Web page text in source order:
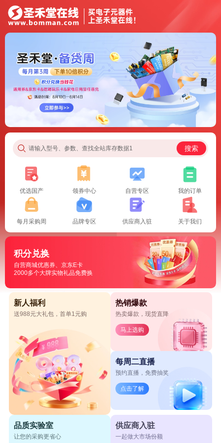
请输入型号、参数、查找全站库存数据1 搜索
优选国产 领券中心 自营专区 我的订单
每月采购周 品牌专区 供应商入驻 关于我们
积分兑换
自营商城优惠券、京东E卡
2000多个大牌实物礼品免费换
新人福利
送988元大礼包，首单1元购
热销爆款
热卖爆款，现货直降
马上选购
每周二直播
预约直播，免费抽奖
点击了解
品质实验室
让您的采购更省心
供应商入驻
一起做大市场份额